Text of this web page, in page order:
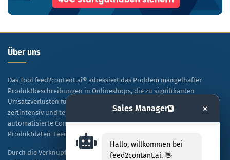
Über uns
Das Tool feed2content.ai® adressiert das Problem mangelhafter
Produktbeschreibungen in Onlineshops, die zu signifikanten
Umsatzverlusten führen. Während manuelle Texterstellung
zeitintensiv und teuer ist, ermöglicht diese Lösung eine
automatisierte Content-Generierung auf Basis vorhandener
Produktdaten-Feeds.
Durch die Verknüpfung von KI-Technologie mit spezifischen Shop-
Sales Manager AI ×
Hallo, willkommen bei
feed2contant.ai. 👋